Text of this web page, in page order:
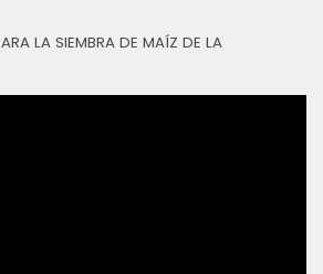
LA SIEMBRA DE MAÍZ DE LA